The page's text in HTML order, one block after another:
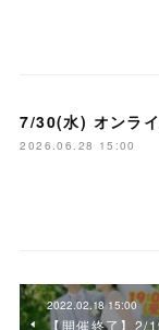
2026.06.28 15:00
2022.02.18 15:00
【開催終了】2/